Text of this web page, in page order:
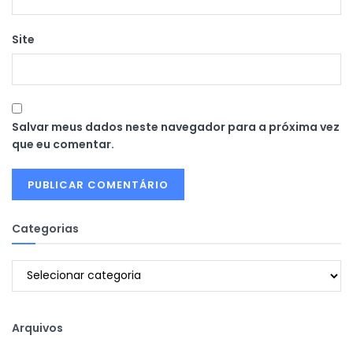
Site
Salvar meus dados neste navegador para a próxima vez
que eu comentar.
Categorias
Categorias
Arquivos